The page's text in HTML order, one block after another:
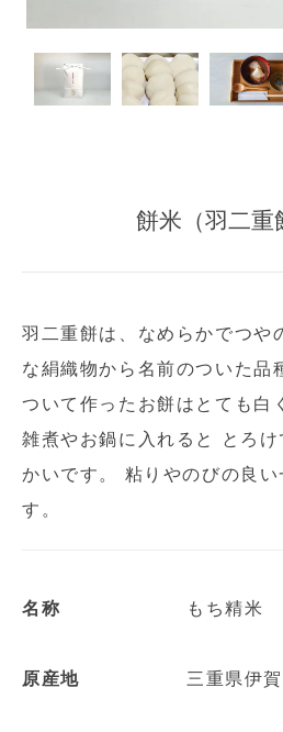
餅米（羽二重
羽二重餅は、なめらかでつや
な絹織物から名前のついた品
ついて作ったお餅はとても白
雑煮やお鍋に入れると とろ
かいです。 粘りやのびの良
す。
名称 もち精米
原産地 三重県伊